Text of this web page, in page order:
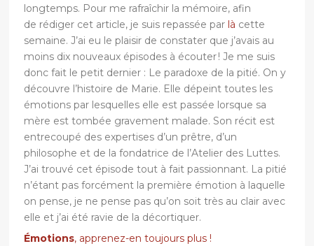
longtemps. Pour me rafraîchir la mémoire, afin
de rédiger cet article, je suis repassée par là cette
semaine. J’ai eu le plaisir de constater que j’avais au
moins dix nouveaux épisodes à écouter ! Je me suis
donc fait le petit dernier : Le paradoxe de la pitié. On y
découvre l’histoire de Marie. Elle dépeint toutes les
émotions par lesquelles elle est passée lorsque sa
mère est tombée gravement malade. Son récit est
entrecoupé des expertises d’un prêtre, d’un
philosophe et de la fondatrice de l’Atelier des Luttes.
J’ai trouvé cet épisode tout à fait passionnant. La pitié
n’étant pas forcément la première émotion à laquelle
on pense, je ne pense pas qu’on soit très au clair avec
elle et j’ai été ravie de la décortiquer.
Émotions, apprenez-en toujours plus !